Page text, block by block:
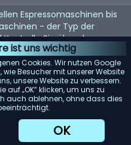
ist uns wichtig
Cookies. Wir nutzen Google
Besucher mit unserer Website
unsere Website zu verbessern.
auf „OK“ klicken, um uns zu
auch ablehnen, ohne dass dies
OK
Espressomaschinen bis
- der Typ der
Sie über den
Mühle kann
nach einer Maschine mit
für den frischesten Kaffee.
Sie die Kapazität des
bedeutet selteneres
Büros oder große Haushalte